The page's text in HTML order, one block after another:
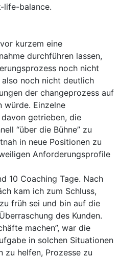
life-balance.
kurzem eine
durchführen lassen,
noch nicht
noch nicht deutlich
der changeprozess auf
würde. Einzelne
getrieben, die
“über die Bühne” zu
in neue Positionen zu
Anforderungsprofile
10 Coaching Tage. Nach
kam ich zum Schluss,
früh sei und bin auf die
des Kunden.
machen”, war die
in solchen Situationen
zu helfen, Prozesse zu